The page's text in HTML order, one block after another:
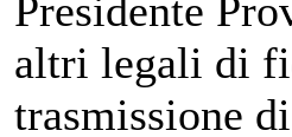
Presidente
altri legali di
trasmissione